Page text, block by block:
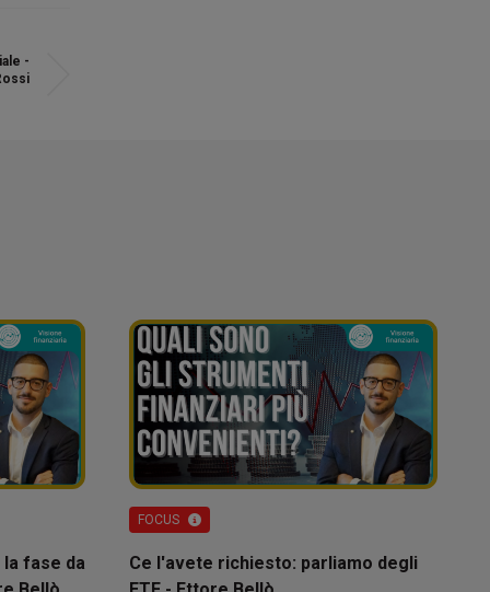
-
fase da
FOCUS
Ce l'avete richiesto: parliamo degli